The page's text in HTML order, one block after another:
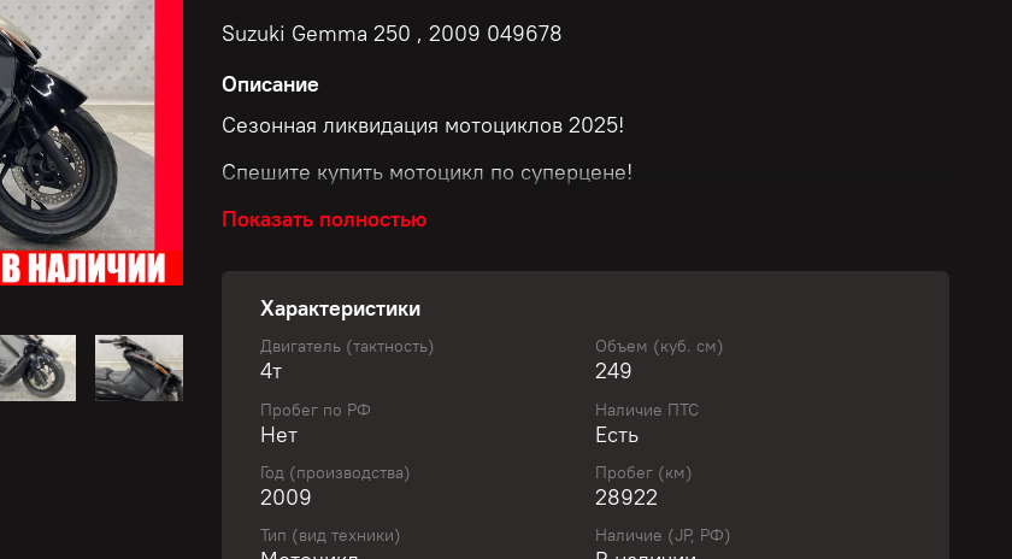
Suzuki Gemma 250 , 2009 049678
Описание
Сезонная ликвидация мотоциклов 2025!
Спешите купить мотоцикл по суперцене!
Скидки до 50 000 рублей!
Размер скидки зависит от модели и стоимости мотоцикла.
✅ Узнай свою уникальную скидку у нашего менеджера!
Свяжитесь с нами и получите персональное предложение уже сегодня!
Показать полностью
Характеристики
Двигатель (тактность)
4т
Объем (куб. см)
249
Пробег по РФ
Нет
Наличие ПТС
Есть
Год (производства)
2009
Пробег (км)
28922
Тип (вид техники) Наличие (JP, РФ)